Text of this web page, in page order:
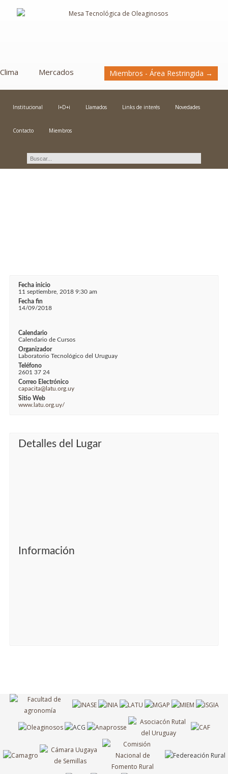
Clima Mercados Miembros - Área Restringida →
Institucional I+D+i Llamados Links de interés Novedades
Contacto Miembros
Fecha inicio
11 septiembre, 2018 9:30 am
Fecha fin
14/09/2018
Calendario
Calendario de Cursos
Organizador
Laboratorio Tecnológico del Uruguay
Teléfono
2601 37 24
Correo Electrónico
capacita@latu.org.uy
Sitio Web
www.latu.org.uy/
Detalles del Lugar
Información